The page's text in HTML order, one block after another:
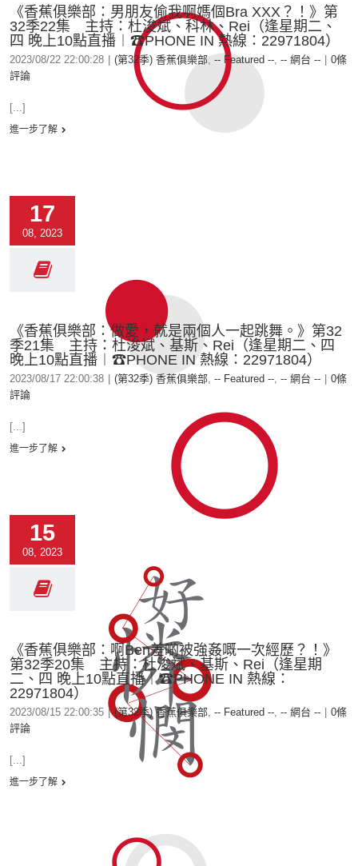
《香蕉俱樂部：男朋友偷我啊媽個Bra XXX？！》第
32季22集 主持：杜浚斌、科林、Rei（逢星期二、
四 晚上10點直播︱☎PHONE IN 熱線：22971804）
2023/08/22 22:00:28 (第32季) 香蕉俱樂部, -- Featured --, -- 網台 --
0條
評論
[...]
進一步了解
17
08, 2023
《香蕉俱樂部：做愛，就是兩個人一起跳舞。》第32
季21集 主持：杜浚斌、基斯、Rei（逢星期二、四
晚上10點直播︱☎PHONE IN 熱線：22971804）
2023/08/17 22:00:38 (第32季) 香蕉俱樂部, -- Featured --, -- 網台 --
0條
評論
[...]
進一步了解
15
08, 2023
《香蕉俱樂部：啊Ben差啲被強姦嘅一次經歷？！》
第32季20集 主持：杜浚斌、基斯、Rei（逢星期
二、四 晚上10點直播︱☎PHONE IN 熱線：
22971804）
2023/08/15 22:00:35 | (第32季) 香蕉俱樂部, -- Featured --, -- 網台 --
0條
評論
[...]
進一步了解